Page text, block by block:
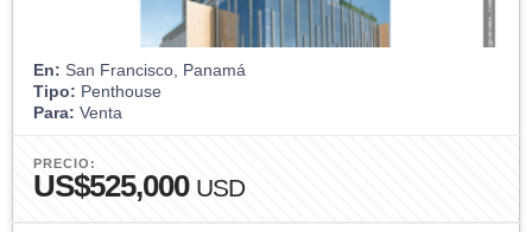
En: San Francisco, Panamá
Tipo: Penthouse
Para: Venta
PRECIO:
US$525,000 USD